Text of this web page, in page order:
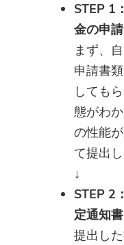
STEP 1
金の申請
まず、
申請書
しても
態がわ
の性能
て提出し
↓
STEP 2
定通知
提出し